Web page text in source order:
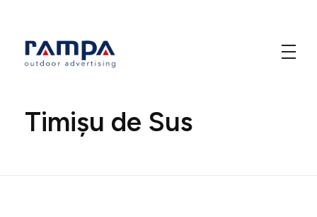
Home » Timișu de Sus
Timișu de Sus